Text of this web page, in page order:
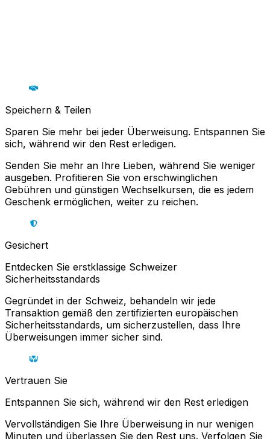
Speichern & Teilen
Sparen Sie mehr bei jeder Überweisung. Entspannen Sie
sich, während wir den Rest erledigen.
Senden Sie mehr an Ihre Lieben, während Sie weniger
ausgeben. Profitieren Sie von erschwinglichen
Gebühren und günstigen Wechselkursen, die es jedem
Geschenk ermöglichen, weiter zu reichen.
Gesichert
Entdecken Sie erstklassige Schweizer
Sicherheitsstandards
Gegründet in der Schweiz, behandeln wir jede
Transaktion gemäß den zertifizierten europäischen
Sicherheitsstandards, um sicherzustellen, dass Ihre
Überweisungen immer sicher sind.
Vertrauen Sie
Entspannen Sie sich, während wir den Rest erledigen
Vervollständigen Sie Ihre Überweisung in nur wenigen
Minuten und überlassen Sie den Rest uns. Verfolgen Sie